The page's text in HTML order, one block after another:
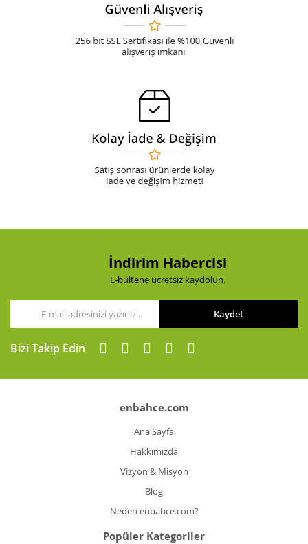
İndirim Habercisi
E-bültene ücretsiz kaydolun.
Kaydet
Bizi Takip Edin
enbahce.com
Ana Sayfa
Hakkımızda
Vizyon & Misyon
Blog
Neden enbahce.com?
Popüler Kategoriler